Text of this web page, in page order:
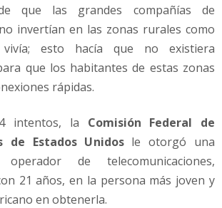
que las grandes compañías de
invertían en las zonas rurales como
esto hacía que no existiera
que los habitantes de estas zonas
rápidas.
intentos, la Comisión Federal de
de Estados Unidosle otorgó una
de telecomunicaciones,
21 años, en la persona más joven y
en obtenerla.